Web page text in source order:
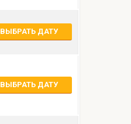
ВЫБРАТЬ ДАТУ
ВЫБРАТЬ ДАТУ